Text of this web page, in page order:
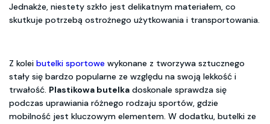
Jednakże, niestety szkło jest delikatnym materiałem, co
skutkuje potrzebą ostrożnego użytkowania i transportowania.
Z kolei butelki sportowe wykonane z tworzywa sztucznego
stały się bardzo popularne ze względu na swoją lekkość i
trwałość. Plastikowa butelka doskonale sprawdza się
podczas uprawiania różnego rodzaju sportów, gdzie
mobilność jest kluczowym elementem. W dodatku, butelki ze